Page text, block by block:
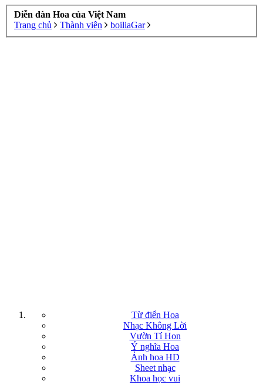
Diễn đàn Hoa của Việt Nam
Trang chủ
Thành viên boiliaGar
Từ điển Hoa
Nhạc Không Lời
Vườn Tí Hon
Ý nghĩa Hoa
Ảnh hoa HD
Sheet nhạc
Khoa học vui